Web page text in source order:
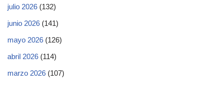
julio 2026 (132)
junio 2026 (141)
mayo 2026 (126)
abril 2026 (114)
marzo 2026 (107)